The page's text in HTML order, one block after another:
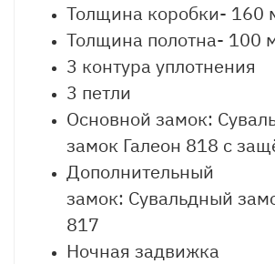
Толщина коробки- 160
Толщина полотна- 100
3 контура уплотнения
3 петли
Основной замок:
замок Галеон 818 с
Дополнительный
замок: Сувальдный
817
Ночная задвижка